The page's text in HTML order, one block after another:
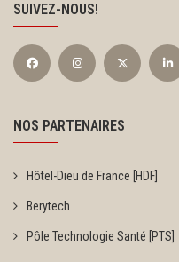
SUIVEZ-NOUS!
NOS PARTENAIRES
Hôtel-Dieu de France [HDF]
Berytech
Pôle Technologie Santé [PTS]